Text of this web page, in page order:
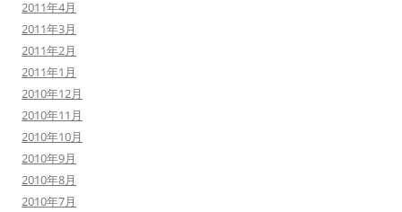
2011年4月
2011年3月
2011年2月
2011年1月
2010年12月
2010年11月
2010年10月
2010年9月
2010年8月
2010年7月